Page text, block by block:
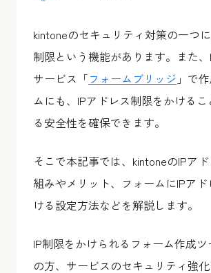
kintoneのセキュリティ対策の一つ
制限という機能があります。また
サービス「フォームブリッジ 」で
ムにも、IPアドレス制限をかける
る安全性を確保できます。
そこで本記事では、kintoneのIPア
組みやメリット、フォームにIPア
ける設定方法などを解説します。
IP制限をかけられるフォーム作成ツ
の方、サービスのセキュリティ強